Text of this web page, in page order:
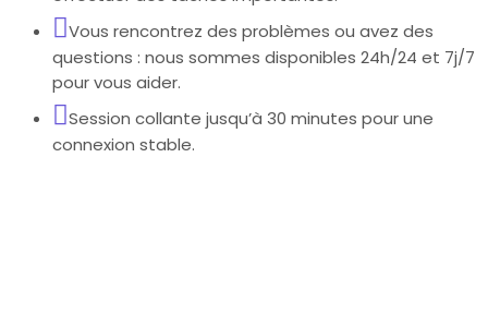
Vous rencontrez des problèmes ou avez des
questions : nous sommes disponibles 24h/24 et 7j/7
pour vous aider.
Session collante jusqu’à 30 minutes pour une
connexion stable.